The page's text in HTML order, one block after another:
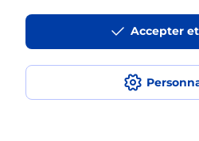
Accepter
Accessibilité : partiellement
Conditions contractuelles
Mentions légales